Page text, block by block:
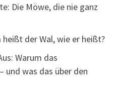
Die Möwe, die nie ganz
der Wal, wie er heißt?
Warum das
und was das über den